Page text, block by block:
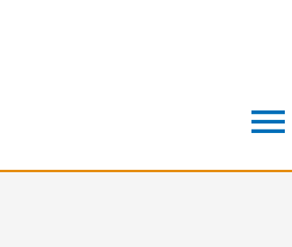
القائمة
الرئيسية